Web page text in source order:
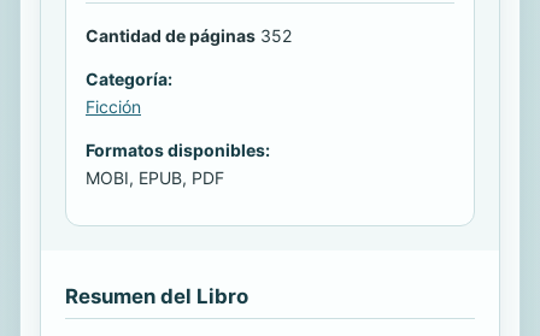
Cantidad de páginas 352
Categoría:
Ficción
Formatos disponibles:
MOBI, EPUB, PDF
Resumen del Libro